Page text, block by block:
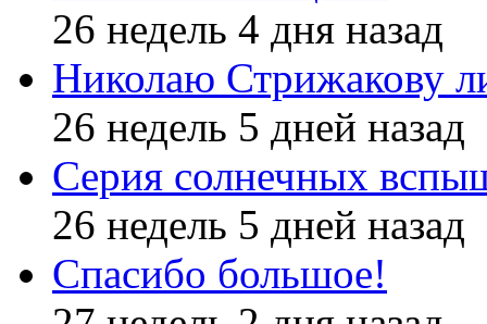
26 недель 4 дня назад
Николаю Стрижакову
26 недель 5 дней назад
Серия солнечных
26 недель 5 дней назад
Спасибо большое!